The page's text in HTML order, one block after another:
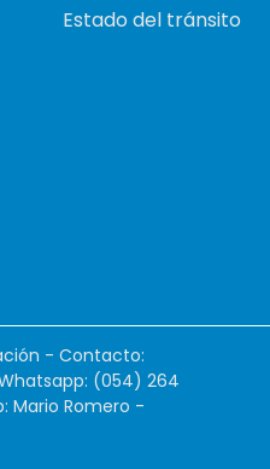
Estado del tránsito
- Contacto:
(054) 264
Mario Romero -